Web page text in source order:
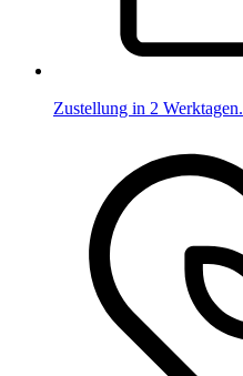
Zustellung in 2 Werktagen.